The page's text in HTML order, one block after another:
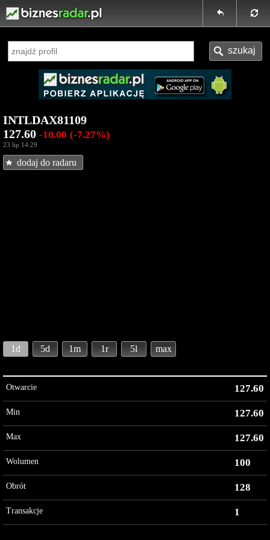
INTLDAX81109
127.60 -10.00 (-7.27%)
23 lip 14:29
dodaj do radaru
1d 5d 1m 1r 5l max
Otwarcie 127.60
Min 127.60
Max 127.60
Wolumen 100
Obrót 128
Transakcje 1